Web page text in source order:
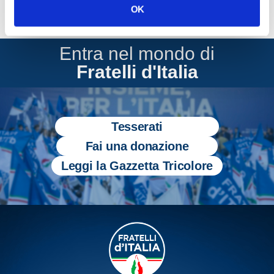
OK
Entra nel mondo di
Fratelli d'Italia
Tesserati
Fai una donazione
Leggi la Gazzetta Tricolore